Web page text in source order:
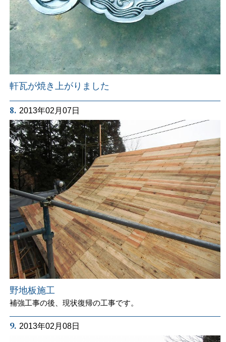
軒瓦が焼き上がりました
8. 2013年02月07日
野地板施工
補強工事の後、現状復帰の工事です。
9. 2013年02月08日